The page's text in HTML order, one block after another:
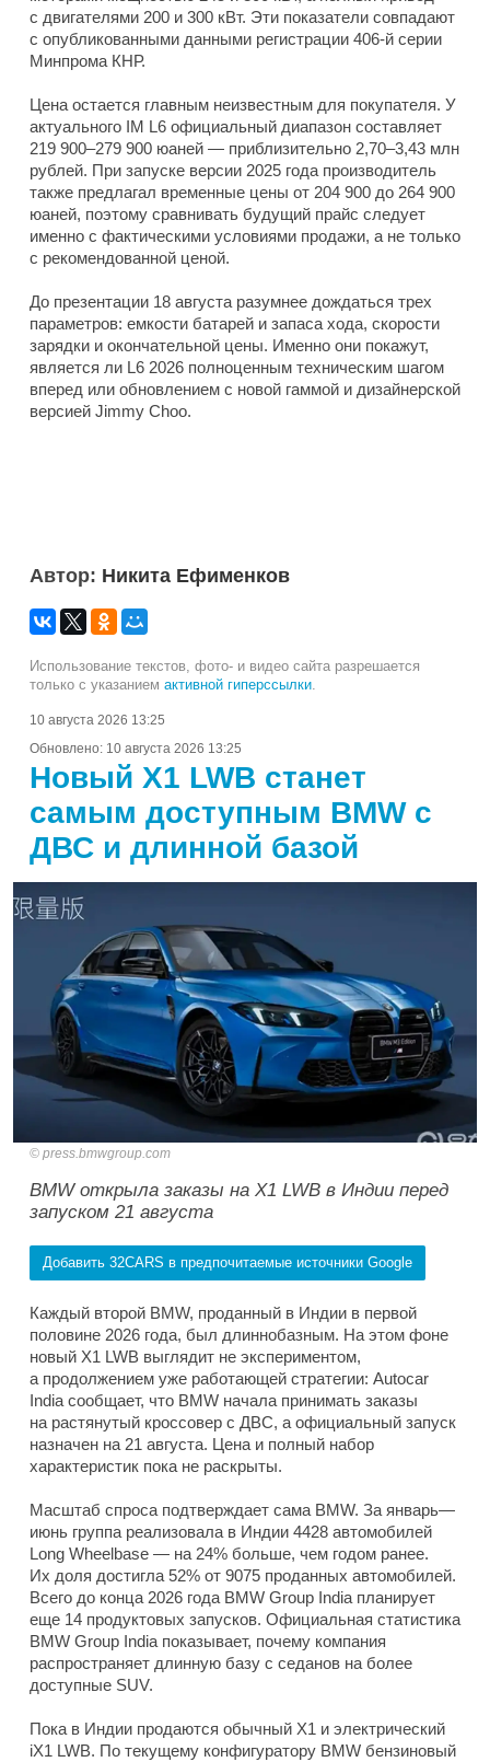
с двигателями 200 и 300 кВт. Эти показатели совпадают
с опубликованными данными регистрации 406-й серии
Минпрома КНР.
Цена остается главным неизвестным для покупателя. У
актуального IM L6 официальный диапазон составляет
219 900–279 900 юаней — приблизительно 2,70–3,43 млн
рублей. При запуске версии 2025 года производитель
также предлагал временные цены от 204 900 до 264 900
юаней, поэтому сравнивать будущий прайс следует
именно с фактическими условиями продажи, а не только
с рекомендованной ценой.
До презентации 18 августа разумнее дождаться трех
параметров: емкости батарей и запаса хода, скорости
зарядки и окончательной цены. Именно они покажут,
является ли L6 2026 полноценным техническим шагом
вперед или обновлением с новой гаммой и дизайнерской
версией Jimmy Choo.
Автор: Никита Ефименков
Использование текстов, фото- и видео сайта разрешается
только с указанием активной гиперссылки
10 августа 2026 13:25
Обновлено: 10 августа 2026 13:25
Новый X1 LWB станет
самым доступным BMW с
ДВС и длинной базой
press.bmwgroup.com
BMW открыла заказы на X1 LWB в Индии перед
запуском 21 августа
Добавить 32CARS в предпочитаемые источники Google
Каждый второй BMW, проданный в Индии в первой
половине 2026 года, был длиннобазным. На этом фоне
новый X1 LWB выглядит не экспериментом,
а продолжением уже работающей стратегии: Autocar
India сообщает, что BMW начала принимать заказы
на растянутый кроссовер с ДВС, а официальный запуск
назначен на 21 августа. Цена и полный набор
характеристик пока не раскрыты.
Масштаб спроса подтверждает сама BMW. За январь—
июнь группа реализовала в Индии 4428 автомобилей
Long Wheelbase — на 24% больше, чем годом ранее.
Их доля достигла 52% от 9075 проданных автомобилей.
Всего до конца 2026 года BMW Group India планирует
еще 14 продуктовых запусков. Официальная статистика
BMW Group India показывает, почему компания
распространяет длинную базу с седанов на более
доступные SUV.
Пока в Индии продаются обычный X1 и электрический
iX1 LWB. По текущему конфигуратору BMW бензиновый